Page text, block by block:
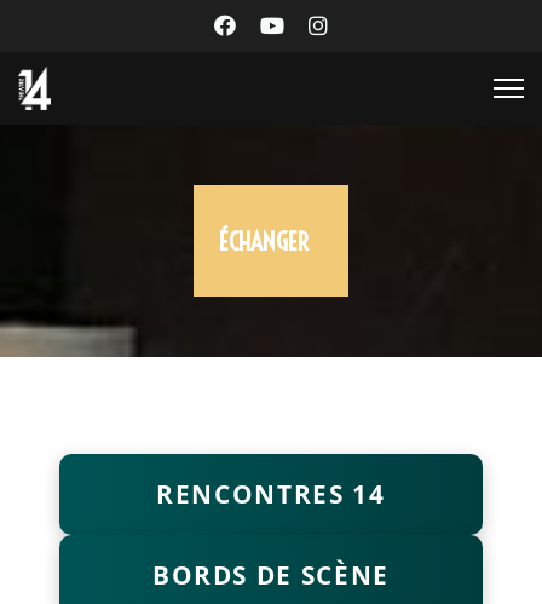
ÉCHANGER
RENCONTRES 14
BORDS DE SCÈNE